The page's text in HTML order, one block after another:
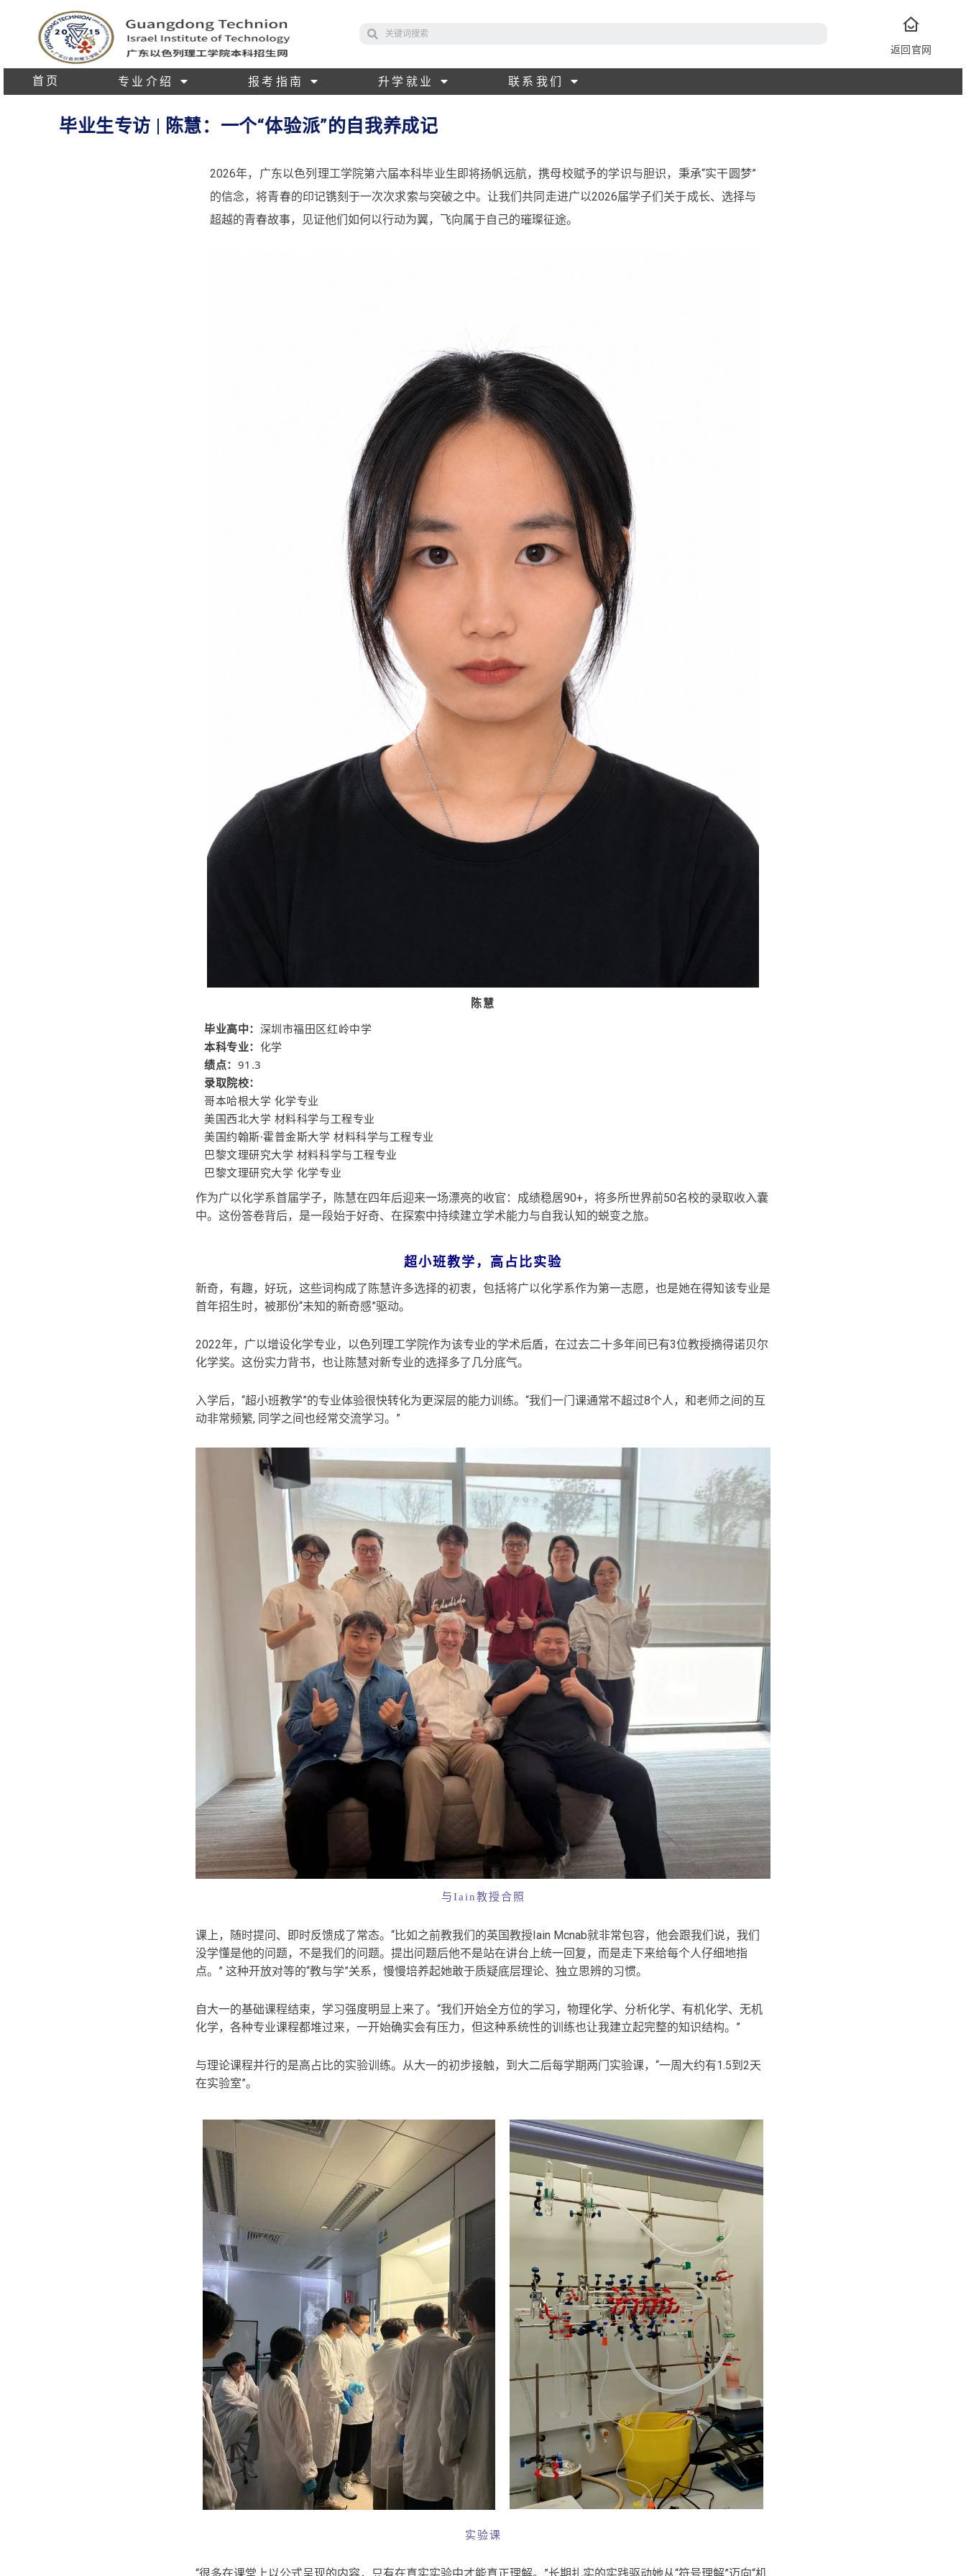
返回官网
首页 专业介绍 报考指南 升学就业 联系我们
毕业生专访 | 陈慧：一个“体验派”的自我养成记
2026年，广东以色列理工学院第六届本科毕业生即将扬帆远航，携母校赋予的学识与胆识，秉承“实干圆梦”
的信念，将青春的印记镌刻于一次次求索与突破之中。让我们共同走进广以2026届学子们关于成长、选择与
超越的青春故事，见证他们如何以行动为翼，飞向属于自己的璀璨征途。
陈慧
毕业高中： 深圳市福田区红岭中学
本科专业： 化学
绩点： 91.3
录取院校：
哥本哈根大学 化学专业
美国西北大学 材料科学与工程专业
美国约翰斯·霍普金斯大学 材料科学与工程专业
巴黎文理研究大学 材料科学与工程专业
巴黎文理研究大学 化学专业
作为广以化学系首届学子，陈慧在四年后迎来一场漂亮的收官：成绩稳居90+，将多所世界前50名校的录取收入囊
中。这份答卷背后，是一段始于好奇、在探索中持续建立学术能力与自我认知的蜕变之旅。
超小班教学，高占比实验
新奇，有趣，好玩，这些词构成了陈慧许多选择的初衷，包括将广以化学系作为第一志愿，也是她在得知该专业是
首年招生时，被那份“未知的新奇感”驱动。
2022年，广以增设化学专业，以色列理工学院作为该专业的学术后盾，在过去二十多年间已有3位教授摘得诺贝尔
化学奖。这份实力背书，也让陈慧对新专业的选择多了几分底气。
入学后，“超小班教学”的专业体验很快转化为更深层的能力训练。“我们一门课通常不超过8个人，和老师之间的互
动非常频繁, 同学之间也经常交流学习。”
与Iain教授合照
课上，随时提问、即时反馈成了常态。“比如之前教我们的英国教授Iain Mcnab就非常包容，他会跟我们说，我们
没学懂是他的问题，不是我们的问题。提出问题后他不是站在讲台上统一回复，而是走下来给每个人仔细地指
点。” 这种开放对等的“教与学”关系，慢慢培养起她敢于质疑底层理论、独立思辨的习惯。
自大一的基础课程结束，学习强度明显上来了。“我们开始全方位的学习，物理化学、分析化学、有机化学、无机
化学，各种专业课程都堆过来，一开始确实会有压力，但这种系统性的训练也让我建立起完整的知识结构。”
与理论课程并行的是高占比的实验训练。从大一的初步接触，到大二后每学期两门实验课，“一周大约有1.5到2天
在实验室”。
实验课